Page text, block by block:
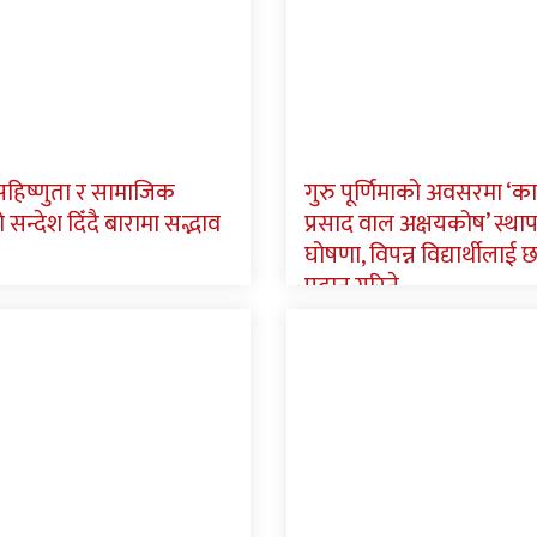
र सामाजिक
दिँदै बारामा सद्भाव
गुरु पूर्णिमाको अवसरमा
प्रसाद वाल अक्षयकोष’
घोषणा, विपन्न विद्यार्थीलाई
प्रदान गरिने